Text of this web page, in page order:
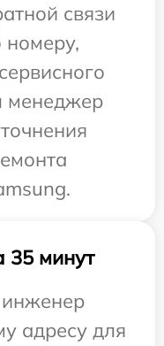
связи
номеру,
менеджер
35 минут
адресу для